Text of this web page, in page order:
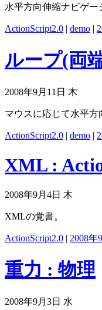
水平方向伸縮ナビゲー
ActionScript2.0 | demo |
ループ(両
2008年9月11日 木
マウスに応じて水平方
ActionScript2.0 | demo |
XML :
2008年9月4日 木
XMLの覚書。
ActionScript2.0 | 2008年
重力 : 物理
2008年9月3日 水